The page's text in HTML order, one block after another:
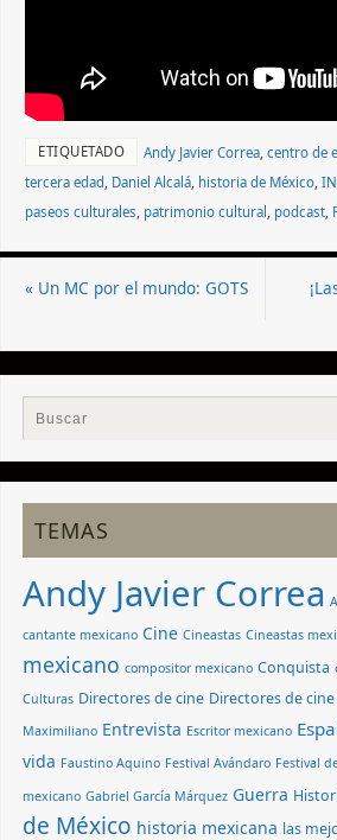
ETIQUETADO Andy Javier Correa ,centro de
tercera edad Daniel Alcalá historia de México ,
paseos culturales patrimonio cultural podcast
« Un MC por el mundo: GOTS
TEMAS
Andy Javier Correa
cantante mexicano Cine Cineastas Cineastas
mexicano compositor mexicano Conquista
Culturas Directores de cine Directores de
Maximiliano Entrevista Escritor mexicano
vida Faustino Aquino Festival Avándaro Festival
mexicano Gabriel García Márquez Guerra
de México historia mexicana las